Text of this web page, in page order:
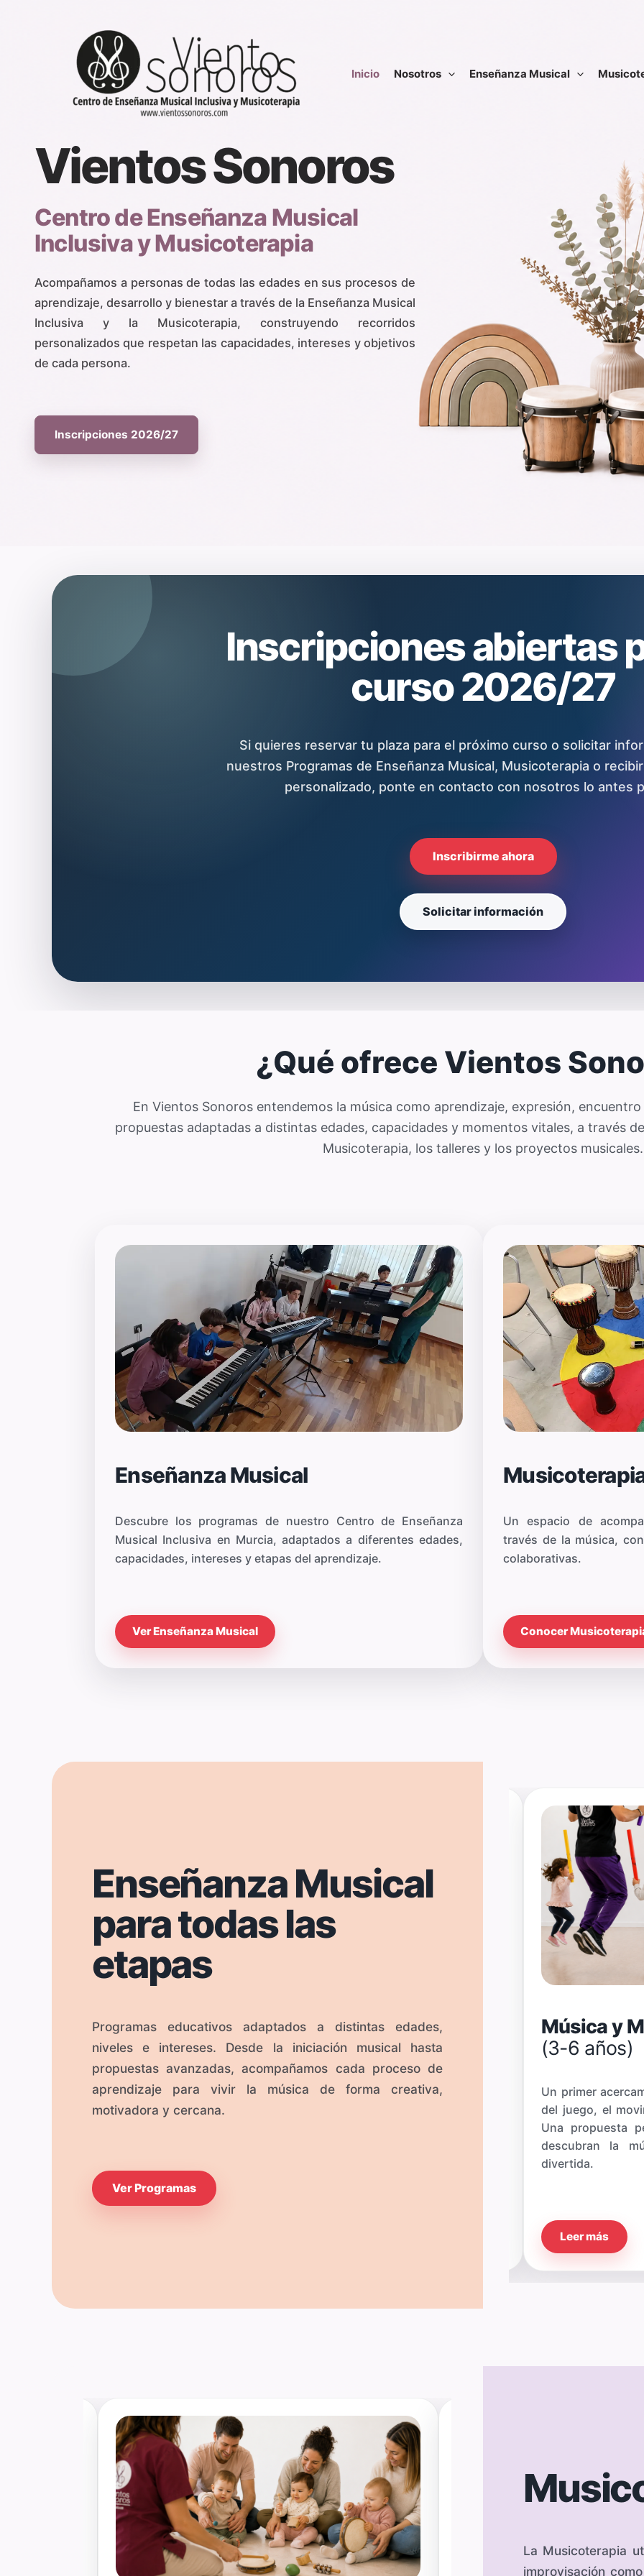
Inicio Nosotros Enseñanza Musical
Vientos Sonoros
Centro de Enseñanza Musical
Inclusiva y Musicoterapia​
Acompañamos a personas de todas las edades en sus procesos de
aprendizaje, desarrollo y bienestar a través de la Enseñanza Musical
Inclusiva y la Musicoterapia, construyendo recorridos
personalizados que respetan las capacidades, intereses y objetivos
de cada persona.
Inscripciones 2026/27
Inscripciones abiertas
curso 2026/27
Si quieres reservar tu plaza para el próximo curso o solicitar
nuestros Programas de Enseñanza Musical, Musicoterapia o
personalizado, ponte en contacto con nosotros lo antes
Inscribirme ahora
Solicitar información
¿Qué ofrece Vientos
En Vientos Sonoros entendemos la música como aprendizaje, expresión,
propuestas adaptadas a distintas edades, capacidades y momentos vitales, a través
Musicoterapia, los talleres y los proyectos musicales.
Enseñanza Musical
Descubre los programas de nuestro Centro de Enseñanza
Musical Inclusiva en Murcia, adaptados a diferentes edades,
capacidades, intereses y etapas del aprendizaje.
Ver Enseñanza Musical
Un espacio de
través de la música,
colaborativas.
Conocer
Enseñanza Musical
para todas las
etapas
Programas educativos adaptados a distintas edades,
niveles e intereses. Desde la iniciación musical hasta
propuestas avanzadas, acompañamos cada proceso de
aprendizaje para vivir la música de forma creativa,
motivadora y cercana.
Ver Programas
DPEI + CI
(A partir de los 4 años)
Un programa de Enseñanza Musical que acompaña el
aprendizaje desde edades tempranas, combinando
Música y
(3-6 años)
Un primer
del juego, el
Una propuesta
descubran la
divertida.
Leer más
La Musicoterapia
improvisación